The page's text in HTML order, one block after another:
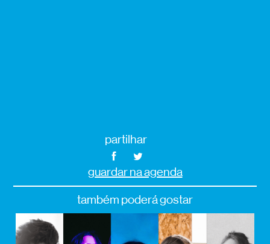
partilhar
guardar na agenda
também poderá gostar